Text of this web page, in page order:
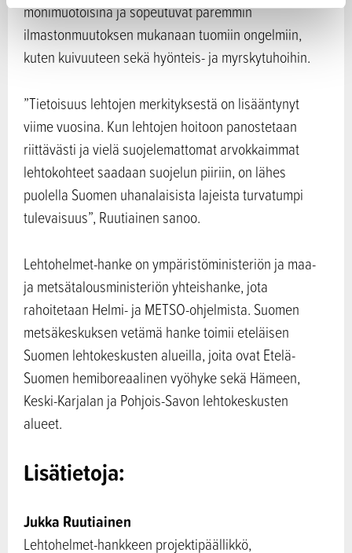
monimuotoisina ja sopeutuvat paremmin
ilmastonmuutoksen mukanaan tuomiin ongelmiin,
kuten kuivuuteen sekä hyönteis- ja myrskytuhoihin.
”Tietoisuus lehtojen merkityksestä on lisääntynyt
viime vuosina. Kun lehtojen hoitoon panostetaan
riittävästi ja vielä suojelemattomat arvokkaimmat
lehtokohteet saadaan suojelun piiriin, on lähes
puolella Suomen uhanalaisista lajeista turvatumpi
tulevaisuus”, Ruutiainen sanoo.
Lehtohelmet-hanke on ympäristöministeriön ja maa-
ja metsätalousministeriön yhteishanke, jota
rahoitetaan Helmi- ja METSO-ohjelmista. Suomen
metsäkeskuksen vetämä hanke toimii eteläisen
Suomen lehtokeskusten alueilla, joita ovat Etelä-
Suomen hemiboreaalinen vyöhyke sekä Hämeen,
Keski-Karjalan ja Pohjois-Savon lehtokeskusten
alueet.
​​​​Lisätietoja:
Jukka Ruutiainen
Lehtohelmet-hankkeen projektipäällikkö,